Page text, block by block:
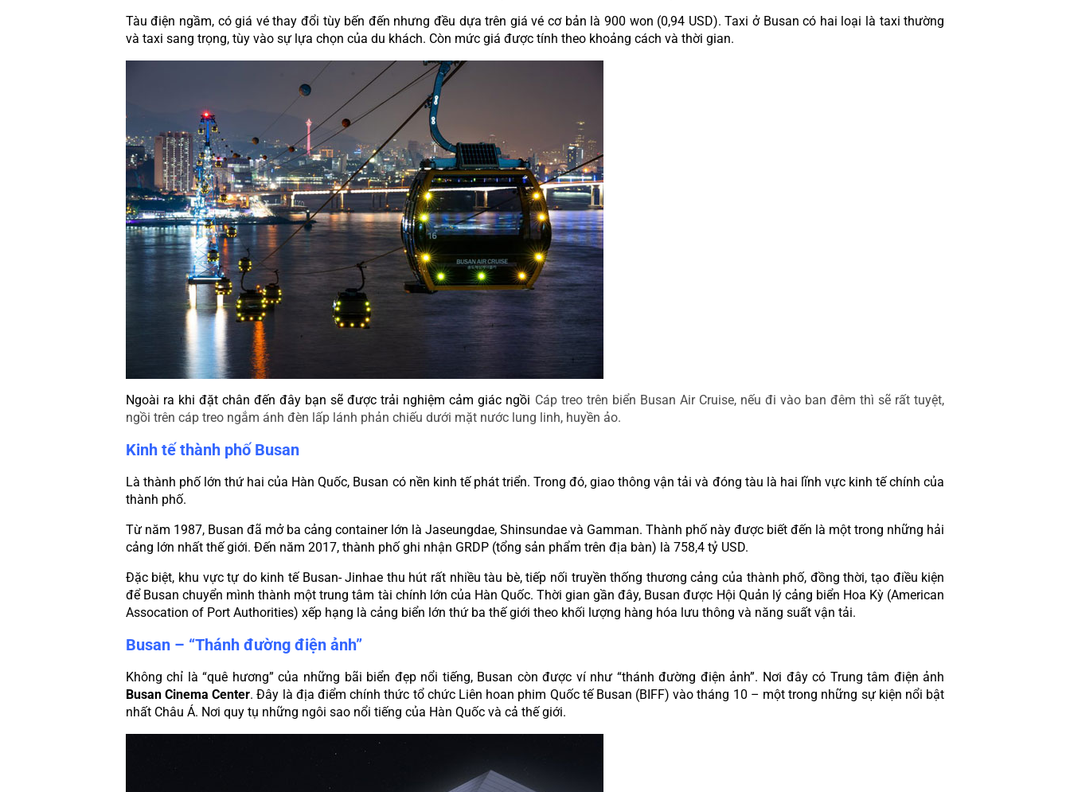
Tàu điện ngầm, có giá vé thay đổi tùy bến đến nhưng đều dựa trên giá vé cơ bản là 900 won (0,94 USD). Taxi ở Busan có hai loại là taxi thường
và taxi sang trọng, tùy vào sự lựa chọn của du khách. Còn mức giá được tính theo khoảng cách và thời gian.
Ngoài ra khi đặt chân đến đây bạn sẽ được trải nghiệm cảm giác ngồi Cáp treo trên biển Busan Air Cruise, nếu đi vào ban đêm thì sẽ rất tuyệt,
ngồi trên cáp treo ngắm ánh đèn lấp lánh phản chiếu dưới mặt nước lung linh, huyền ảo.
Kinh tế thành phố Busan
Là thành phố lớn thứ hai của Hàn Quốc, Busan có nền kinh tế phát triển. Trong đó, giao thông vận tải và đóng tàu là hai lĩnh vực kinh tế chính của
thành phố.
Từ năm 1987, Busan đã mở ba cảng container lớn là Jaseungdae, Shinsundae và Gamman. Thành phố này được biết đến là một trong những hải
cảng lớn nhất thế giới. Đến năm 2017, thành phố ghi nhận GRDP (tổng sản phẩm trên địa bàn) là 758,4 tỷ USD.
Đặc biệt, khu vực tự do kinh tế Busan- Jinhae thu hút rất nhiều tàu bè, tiếp nối truyền thống thương cảng của thành phố, đồng thời, tạo điều kiện
để Busan chuyển mình thành một trung tâm tài chính lớn của Hàn Quốc. Thời gian gần đây, Busan được Hội Quản lý cảng biển Hoa Kỳ (American
Assocation of Port Authorities) xếp hạng là cảng biển lớn thứ ba thế giới theo khối lượng hàng hóa lưu thông và năng suất vận tải.
Busan – “Thánh đường điện ảnh”
Busan Cinema Center. Đây là địa điểm chính thức tổ chức Liên hoan phim Quốc tế Busan (BIFF) vào tháng 10 – một trong những sự kiện nổi bật
nhất Châu Á. Nơi quy tụ những ngôi sao nổi tiếng của Hàn Quốc và cả thế giới.